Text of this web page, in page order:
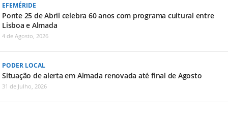
EFEMÉRIDE
Ponte 25 de Abril celebra 60 anos com programa cultural entre
Lisboa e Almada
4 de Agosto, 2026
PODER LOCAL
Situação de alerta em Almada renovada até final de Agosto
31 de Julho, 2026